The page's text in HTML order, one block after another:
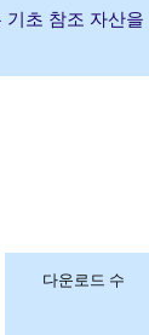
초 참조 자산
다운로드 수